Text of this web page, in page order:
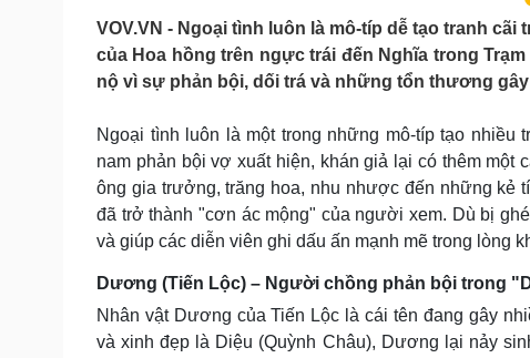
Tin nóng
Tư vấn luật
Việt Nam
Phân tích
Sức khỏe
Dinh dưỡng - món ngon
Cây thuốc
Sản phụ khoa
Nhi khoa
Làm đẹp - giảm cân
Phòng mạch online
Ăn sạch sống khỏe
Đời sống
Nhà đẹp
Blog
Tình yêu - Gia đình
VOV.VN - Ngoại tình luôn là mô-típ dễ tạo tranh
của Hoa hồng trên ngực trái đến Nghĩa trong
nộ vì sự phản bội, dối trá và những tổn thương
Ngoại tình luôn là một trong những mô-típ tạo nhiều
nam phản bội vợ xuất hiện, khán giả lại có thêm một
ông gia trưởng, trăng hoa, nhu nhược đến những kẻ
đã trở thành "cơn ác mộng" của người xem. Dù bị
và giúp các diễn viên ghi dấu ấn mạnh mẽ trong lòng
Dương (Tiến Lộc) – Người chồng phản bội trong
Nhân vật Dương của Tiến Lộc là cái tên đang gây
và xinh đẹp là Diệu (Quỳnh Châu), Dương lại nảy